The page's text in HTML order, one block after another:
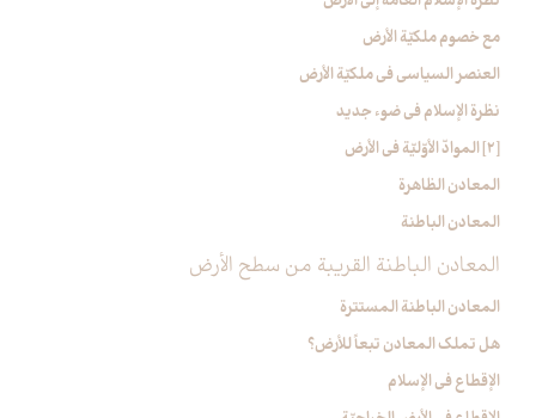
مع خصوم ملكيّة الأرض
العنصر السياسي في ملكيّة الأرض
نظرة الإسلام في ضوء جديد
[2] الموادّ الأوّليّة في الأرض‏
المعادن الظاهرة
المعادن الباطنة
المعادن الباطنة القريبة من سطح الأرض
المعادن الباطنة المستترة
هل تملك المعادن تبعاً للأرض؟
الإقطاع في الإسلام